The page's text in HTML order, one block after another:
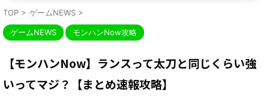
TOP > ゲームNEWS >
ゲームNEWS モンハンNow攻略
【モンハンNow】ランスって太刀と同じくらい強
いってマジ？【まとめ速報攻略】